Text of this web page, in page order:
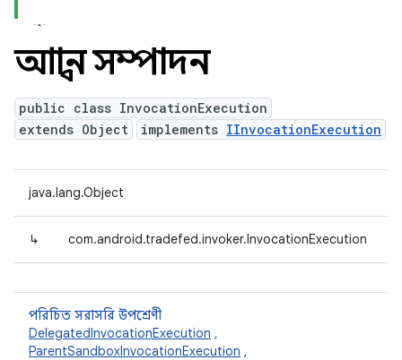
আহ্বান সম্পাদন
public class InvocationExecution
extends Object
implements IInvocationExecution
java.lang.Object
↳ com.android.tradefed.invoker.InvocationExecution
পরিচিত সরাসরি উপশ্রেণী
DelegatedInvocationExecution ,
ParentSandboxInvocationExecution ,